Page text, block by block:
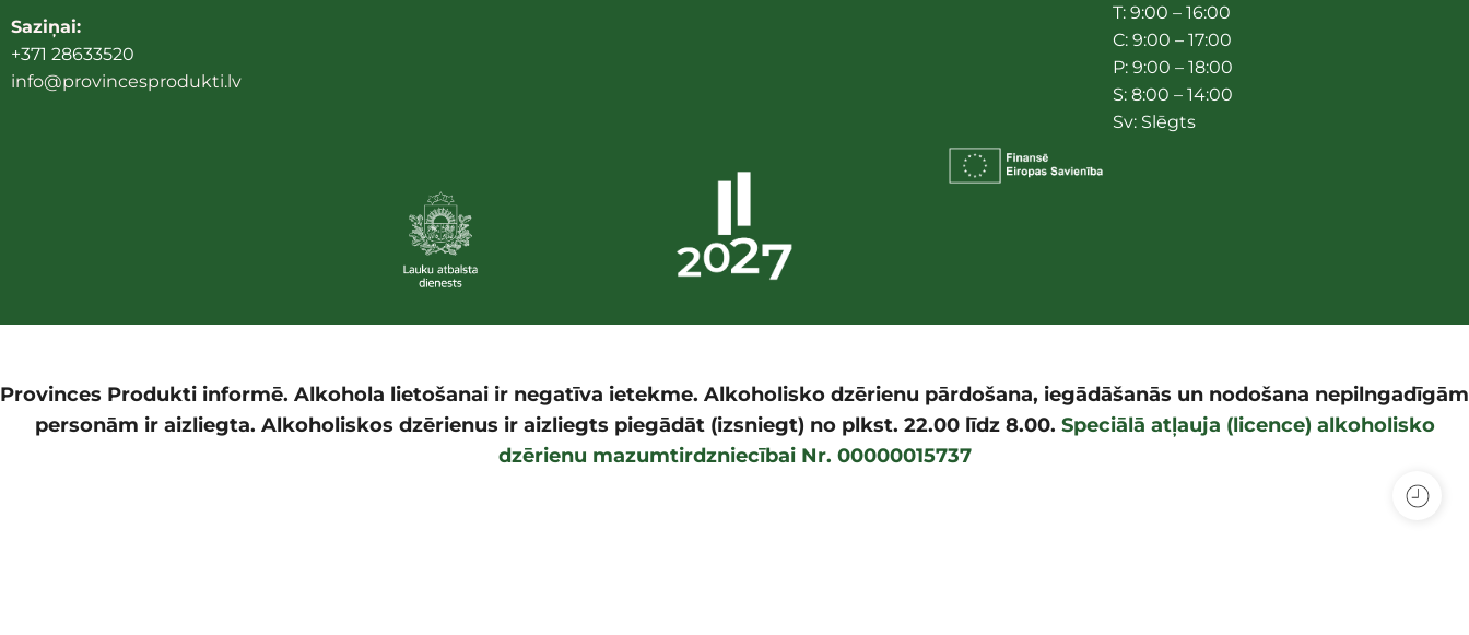
Saziņai:
+371 28633520
info@provincesprodukti.lv
T: 9:00 – 16:00
C: 9:00 – 17:00
P: 9:00 – 18:00
S: 8:00 – 14:00
Sv: Slēgts
Provinces Produkti informē. Alkohola lietošanai ir negatīva ietekme. Alkoholisko dzērienu pārdošana, iegādāšanās un nodošana nepilngadīgām
personām ir aizliegta. Alkoholiskos dzērienus ir aizliegts piegādāt (izsniegt) no plkst. 22.00 līdz 8.00. Speciālā atļauja (licence) alkoholisko
dzērienu mazumtirdzniecībai Nr. 00000015737